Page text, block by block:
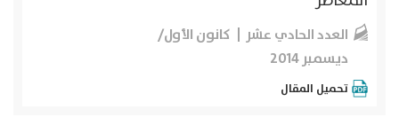
العدد الحادي عشر
كانون الأول/
ديسمبر 2014
تحميل المقال